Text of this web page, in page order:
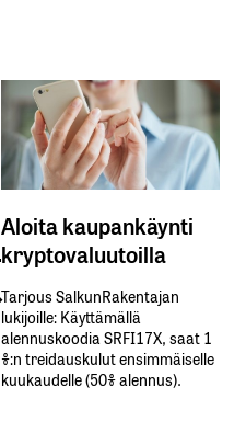
Aloita kaupankäynti
kryptovaluutoilla
Tarjous SalkunRakentajan
lukijoille: Käyttämällä​ ​
alennuskoodia​ ​SRFI17X,​ ​saat​ ​1
%:n treidauskulut​ ​ensimmäiselle​ ​
kuukaudelle​ ​(50%​ ​alennus).